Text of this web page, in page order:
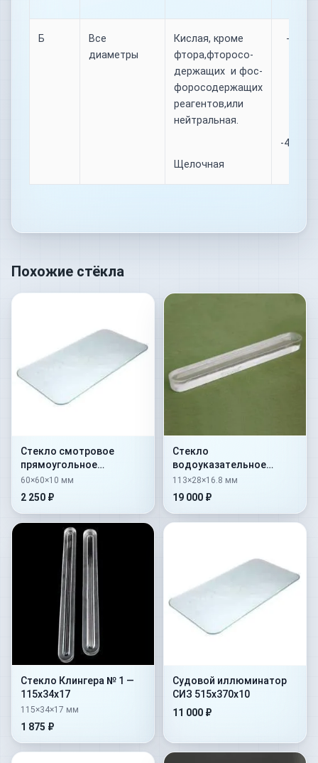
Б
Все
диаметры
Кислая, кроме
фтора,фторосо-
держащих и фос-
форосодержащих
реагентов,или
нейтральная.
Щелочная
-40…+
-
Похожие стёкла
Стекло смотровое
прямоугольное
закаленное тип Б
60х60х10
60×60×10 мм
2 250 ₽
Стекло
водоуказательное
гладкое № 1 —
113х28х16,8
113×28×16.8 мм
19 000 ₽
Стекло Клингера № 1 —
115х34х17
115×34×17 мм
1 875 ₽
Судовой иллюминатор
СИЗ 515х370х10
11 000 ₽